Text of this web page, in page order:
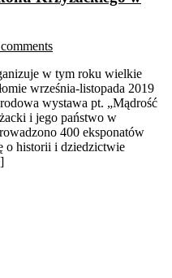
w tym roku wielkie
września-listopada 2019
wystawa pt. „Mądrość
i jego państwo w
400 eksponatów
o historii i dziedzictwie